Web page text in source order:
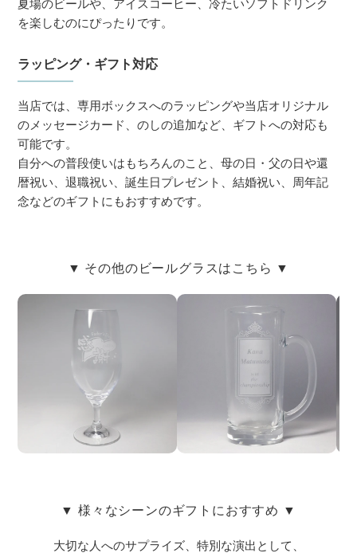
夏場のビールや、アイスコーヒー、冷たいソフトドリンク
を楽しむのにぴったりです。
ラッピング・ギフト対応
当店では、専用ボックスへのラッピングや当店オリジナル
のメッセージカード、のしの追加など、ギフトへの対応も
可能です。
自分への普段使いはもちろんのこと、母の日・父の日や還
暦祝い、退職祝い、誕生日プレゼント、結婚祝い、周年記
念などのギフトにもおすすめです。
▼ その他のビールグラスはこちら ▼
▼ 様々なシーンのギフトにおすすめ ▼
大切な人へのサプライズ、特別な演出として、